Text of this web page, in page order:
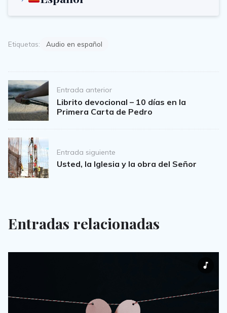
Etiquetas: Audio en español
Post
navigation
Entrada anterior
Librito devocional – 10 días en la
Primera Carta de Pedro
Entrada siguiente
Usted, la Iglesia y la obra del Señor
Entradas relacionadas